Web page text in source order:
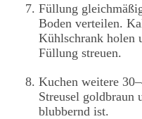
Füllung
Boden verteilen.
Kühlschrank holen
Füllung streuen.
Kuchen weitere
Streusel goldbraun
blubbernd ist.